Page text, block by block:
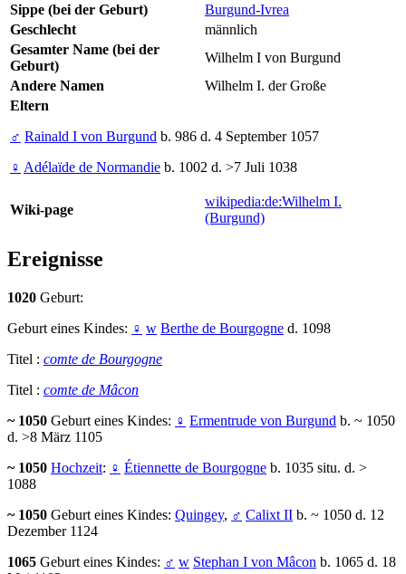
Sippe (bei der Geburt)
Burgund-Ivrea
Geschlecht
männlich
Gesamter Name (bei der
Geburt)
Wilhelm I von Burgund
Andere Namen
Wilhelm I. der Große
Eltern
♂ Rainald I von Burgund b. 986 d. 4 September 1057
♀ Adélaïde de Normandie b. 1002 d. >7 Juli 1038
Wiki-page
wikipedia:de:Wilhelm I.
(Burgund)
Ereignisse
1020 Geburt:
Geburt eines Kindes: ♀ w Berthe de Bourgogne d. 1098
Titel : comte de Bourgogne
Titel : comte de Mâcon
~ 1050 Geburt eines Kindes: ♀ Ermentrude von Burgund b. ~ 1050
d. >8 März 1105
~ 1050 Hochzeit: ♀ Étiennette de Bourgogne b. 1035 situ. d. >
1088
~ 1050 Geburt eines Kindes: Quingey, ♂ Calixt II b. ~ 1050 d. 12
Dezember 1124
1065 Geburt eines Kindes: ♂ w Stephan I von Mâcon b. 1065 d. 18